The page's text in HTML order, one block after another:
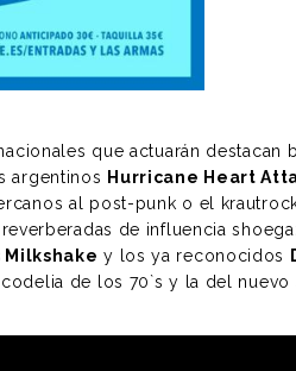
que actuarán destacan
argentinos Hurricane Heart
al post-punk o el
de influencia
Milkshake y los ya reconocidos
de los 70`s y la del nuevo